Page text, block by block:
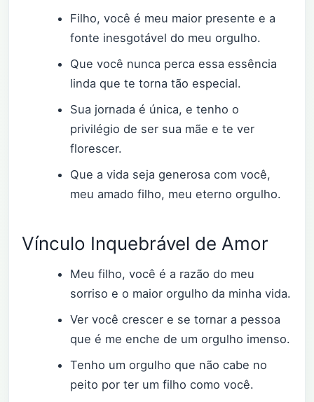
Filho, você é meu maior presente e a
fonte inesgotável do meu orgulho.
Que você nunca perca essa essência
linda que te torna tão especial.
Sua jornada é única, e tenho o
privilégio de ser sua mãe e te ver
florescer.
Que a vida seja generosa com você,
meu amado filho, meu eterno orgulho.
Vínculo Inquebrável de Amor
Meu filho, você é a razão do meu
sorriso e o maior orgulho da minha vida.
Ver você crescer e se tornar a pessoa
que é me enche de um orgulho imenso.
Tenho um orgulho que não cabe no
peito por ter um filho como você.